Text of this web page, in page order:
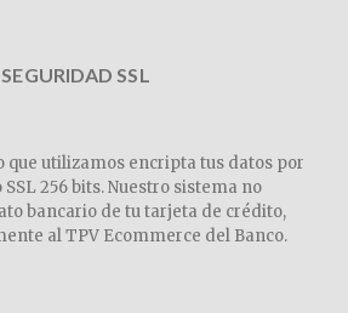
SSL
que utilizamos encripta tus datos por
256 bits. Nuestro sistema no
bancario de tu tarjeta de crédito,
al TPV Ecommerce del Banco.